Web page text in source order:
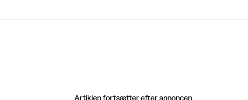
Artiklen fortsætter efter annoncen